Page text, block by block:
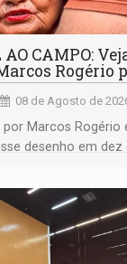
AO CAMPO:
Rogério
08 de Agosto de
Marcos Rogério
desenho em dez